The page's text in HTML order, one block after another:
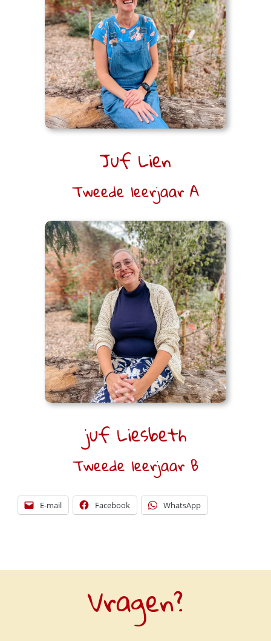
Juf Lien
Tweede leerjaar A
juf Liesbeth
Tweede leerjaar B
E-mail Facebook WhatsApp
Vragen?